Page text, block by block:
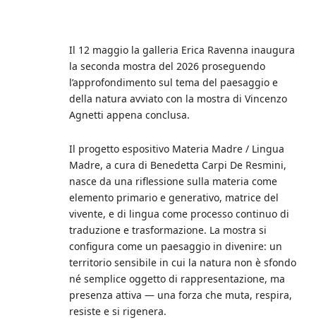
Il 12 maggio la galleria Erica Ravenna inaugura
la seconda mostra del 2026 proseguendo
l’approfondimento sul tema del paesaggio e
della natura avviato con la mostra di Vincenzo
Agnetti appena conclusa.
Il progetto espositivo Materia Madre / Lingua
Madre, a cura di Benedetta Carpi De Resmini,
nasce da una riflessione sulla materia come
elemento primario e generativo, matrice del
vivente, e di lingua come processo continuo di
traduzione e trasformazione. La mostra si
configura come un paesaggio in divenire: un
territorio sensibile in cui la natura non è sfondo
né semplice oggetto di rappresentazione, ma
presenza attiva — una forza che muta, respira,
resiste e si rigenera.